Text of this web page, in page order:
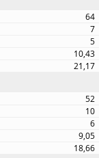
64
7
5
10,43
21,17
52
10
6
9,05
18,66